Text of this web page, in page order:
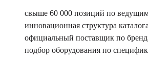
свыше 60 000 позиций по
инновационная структура каталога
официальный поставщик по
подбор оборудования по